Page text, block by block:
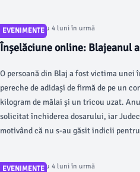
EVENIMENTE
Articol postat cu 4 luni în urmă
Înșelăciune online: Blajeanul
O persoană din Blaj a fost victima
pereche de adidași de firmă de pe un
kilogram de mălai și un tricou uzat.
solicitat închiderea dosarului, iar
motivând că nu s-au găsit indicii
EVENIMENTE
Articol postat cu 4 luni în urmă